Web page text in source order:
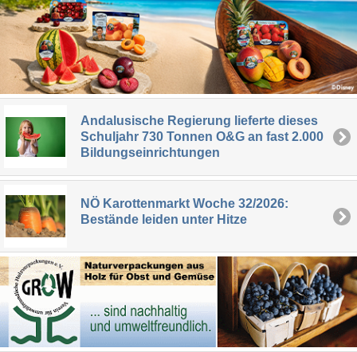
Andalusische Regierung lieferte dieses
Schuljahr 730 Tonnen O&G an fast 2.000
Bildungseinrichtungen
NÖ Karottenmarkt Woche 32/2026:
Bestände leiden unter Hitze